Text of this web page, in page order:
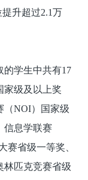
升超过2.1万
的学生中共有17
家级及以上奖
（NOI）国家级
信息学联赛
赛省级一等奖、
林匹克竞赛省级